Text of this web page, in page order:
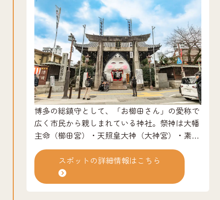
博多の総鎮守として、「お櫛田さん」の愛称で
広く市民から親しまれている神社。祭神は大幡
主命（櫛田宮）・天照皇大神（大神宮）・素盞
嗚尊（祇園宮）。社伝によれば天平宝字元年
（757）、孝謙天皇の御代に伊勢松坂の櫛田神
社を勧進して創建したとされています。天正15
年（1587年）の豊臣秀吉が博多復興にあたり、
スポットの詳細情報はこちら